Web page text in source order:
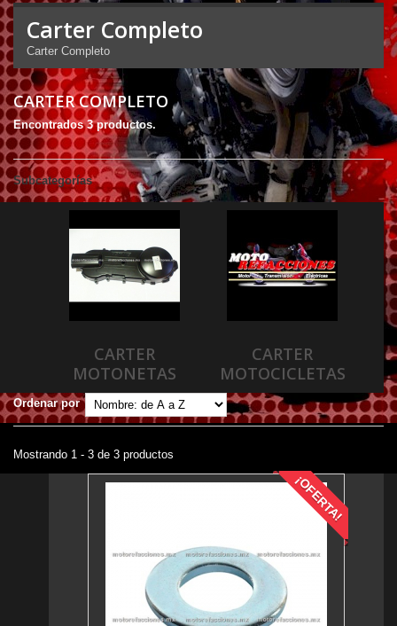
Carter Completo
Carter Completo
CARTER COMPLETO
Encontrados 3 productos.
Subcategorías
CARTER
MOTONETAS
CARTER
MOTOCICLETAS
Ordenar por
Mostrando 1 - 3 de 3 productos
¡OFERTA!